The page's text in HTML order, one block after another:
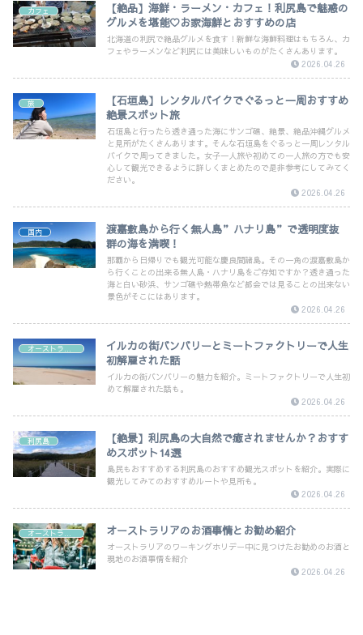
カフェ
【絶品】海鮮・ラーメン・カフェ！利尻島で魅惑の
グルメを堪能♡お家海鮮とおすすめの店
北海道の利尻で絶品グルメを食す！新鮮な海鮮料理はもちろん、カ
フェやラーメンなど利尻には美味しいものがたくさんあります。
2026.04.26
旅
【石垣島】レンタルバイクでぐるっと一周おすすめ
絶景スポット旅
石垣島と行ったら透き通った海にサンゴ礁、絶景、絶品沖縄グルメ
と見所がたくさんあります。そんな石垣島をぐるっと一周レンタル
バイクで周ってきました。女子一人旅や初めての一人旅の方でも安
心して観光できるように詳しくまとめたので是非参考にしてみてく
ださい。
2026.04.26
国内
渡嘉敷島から行く無人島”ハナリ島”で透明度抜
群の海を満喫！
那覇から日帰りでも観光可能な慶良間諸島。その一角の渡嘉敷島か
ら行くことの出来る無人島・ハナリ島をご存知ですか？透き通った
海と白い砂浜、サンゴ礁や熱帯魚など都会では見ることの出来ない
景色がそこにはあります。
2026.04.26
オーストラリア
イルカの街バンバリーとミートファクトリーで人生
初解雇された話
イルカの街バンバリーの魅力を紹介。ミートファクトリーで人生初
めて解雇された話も。
2026.04.26
利尻島
【絶景】利尻島の大自然で癒されませんか？おすす
めスポット14選
島民もおすすめする利尻島のおすすめ観光スポットを紹介。実際に
観光してみてのおすすめルートや見所も。
2026.04.26
オーストラリア オーストラリアのお酒事情とお勧め紹介
オーストラリアのワーキングホリデー中に見つけたお勧めのお酒と
現地のお酒事情を紹介
2026.04.26